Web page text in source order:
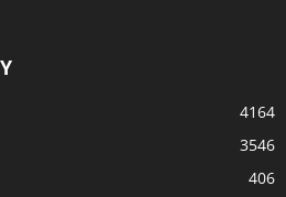
4164
3546
406